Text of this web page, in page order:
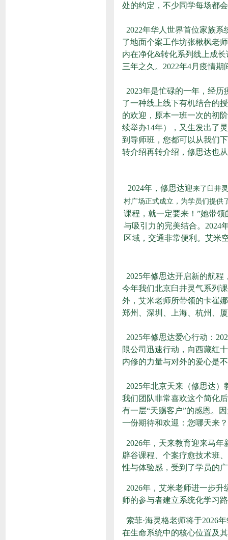
处的约定，不少同学每场都
2022年华人世界首位家族系
了地面个案工作坊张楸枫老
内在净化&转化系列线上成长
三年之久。2022年4月疫情
2023年是忙碌的一年，经
了一种线上线下有机结合的
的欢迎，原本一班一次的初
续举办14年），又生发出了
到导师班，您都可以从我们
转介绍再转介绍，修思达也
2024年，修思达迎来了臼井
村广场正式成立，为学员们提供
课程，就一定要来！”她带
与吸引力的完美结合。2024
区域，交通非常便利。艾米
2025年修思达开启新的航
今年我们北京臼井灵气系列
外，艾米老师所带领的卡崔
郑州、深圳、上海、杭州、
2025年修思达爱心行动：
限公司迅速行动，向西藏红
内修的力量与对外的爱心是
2025年北京天来（修思达
我们团队非常喜欢这个简化
有一层“天赐客户”的感恩。
一份期待和欢迎：您哪天来
2026年，天来教育迎来马
辟谷课程、个案疗愈技术班
性与体验感，受到了学员的
2026年，艾米老师进一步
师的参与者建立系统化学习
索菲·海灵格老师将于2026
在生命系统中的核心位置及